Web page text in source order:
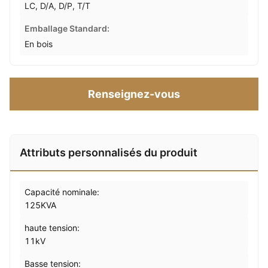
LC, D/A, D/P, T/T
Emballage Standard:
En bois
Renseignez-vous
Attributs personnalisés du produit
Capacité nominale:
125KVA
haute tension:
11kV
Basse tension: